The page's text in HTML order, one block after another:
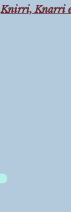
Knirri, Knarri